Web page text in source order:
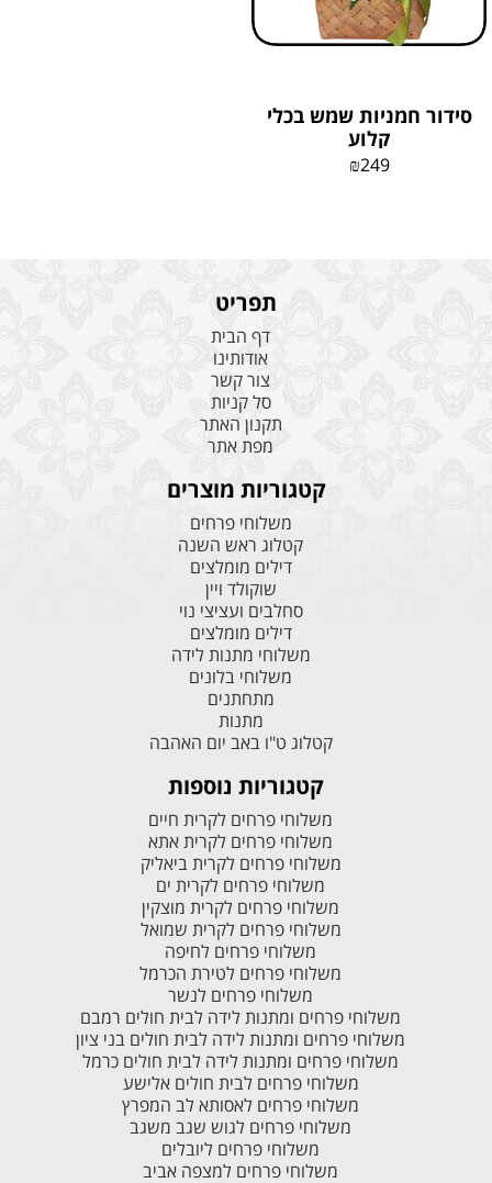
סידור חמניות שמש בכלי
קלוע
₪249
תפריט
דף הבית
אודותינו
צור קשר
סל קניות
תקנון האתר
מפת אתר
קטגוריות מוצרים
משלוחי פרחים
קטלוג ראש השנה
דילים מומלצים
שוקולד ויין
סחלבים ועציצי נוי
דילים מומלצים
משלוחי מתנות לידה
משלוחי בלונים
מתחתנים
מתנות
קטלוג ט"ו באב יום האהבה
קטגוריות נוספות
משלוחי פרחים לקרית חיים
משלוחי פרחים לקרית אתא
משלוחי פרחים לקרית ביאליק
משלוחי פרחים לקרית ים
משלוחי פרחים לקרית מוצקין
משלוחי פרחים לקרית שמואל
משלוחי פרחים לחיפה
משלוחי פרחים לטירת הכרמל
משלוחי פרחים לנשר
משלוחי פרחים ומתנות לידה לבית חולים רמבם
משלוחי פרחים ומתנות לידה לבית חולים בני ציון
משלוחי פרחים ומתנות לידה לבית חולים כרמל
משלוחי פרחים לבית חולים אלישע
משלוחי פרחים לאסותא לב המפרץ
משלוחי פרחים לגוש שגב משגב
משלוחי פרחים ליובלים
משלוחי פרחים למצפה אביב